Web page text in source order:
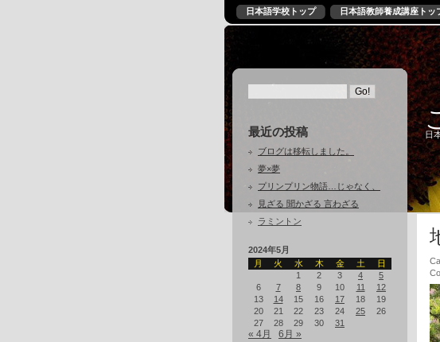
日本語学校トップ 日本語教師養成講座トッ
最近の投稿
ブログは移転しました。
夢×夢
プリンプリン物語…じゃなく、
見ざる 聞かざる 言わざる
ラミントン
2024年5月
月
火 水 木 金 土
日
1
2 3 4
5
6
7 8 9 10 11
12
13
14 15 16 17 18
19
20
21 22 23 24 25
26
27
28 29 30 31
« 4月 6月 »
日